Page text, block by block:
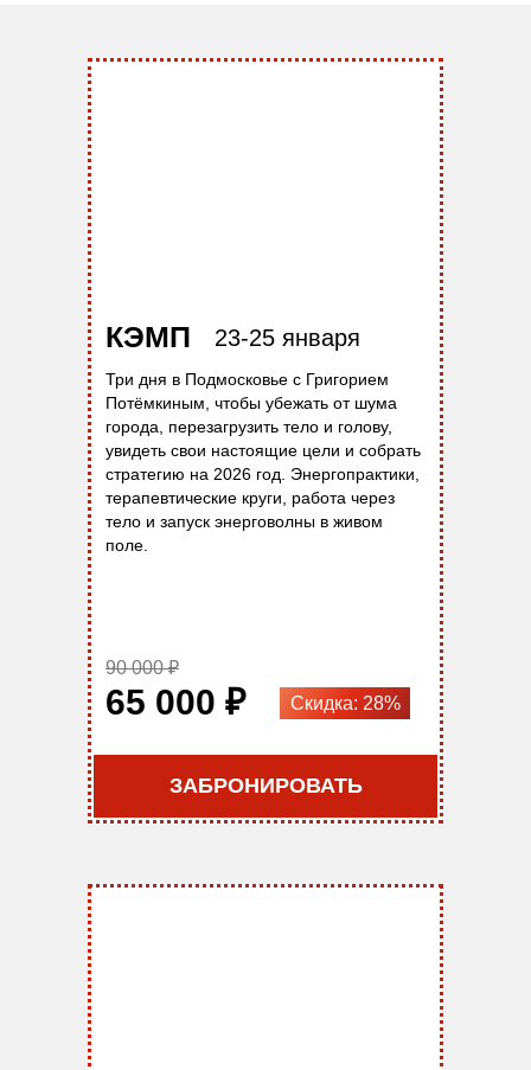
Скидка: 28%
Три дня в Подмосковье с Григорием
Потёмкиным, чтобы убежать от шума
города, перезагрузить тело и голову,
увидеть свои настоящие цели и собрать
стратегию на 2026 год. Энергопрактики,
терапевтические круги, работа через
тело и запуск энерговолны в живом
поле.
КЭМП 23-25 января
ЗАБРОНИРОВАТЬ
65 000 ₽
90 000 ₽